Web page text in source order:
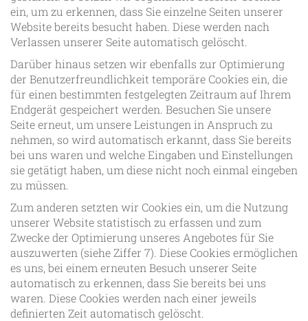
ein, um zu erkennen, dass Sie einzelne Seiten unserer
Website bereits besucht haben. Diese werden nach
Verlassen unserer Seite automatisch gelöscht.
Darüber hinaus setzen wir ebenfalls zur Optimierung
der Benutzerfreundlichkeit temporäre Cookies ein, die
für einen bestimmten festgelegten Zeitraum auf Ihrem
Endgerät gespeichert werden. Besuchen Sie unsere
Seite erneut, um unsere Leistungen in Anspruch zu
nehmen, so wird automatisch erkannt, dass Sie bereits
bei uns waren und welche Eingaben und Einstellungen
sie getätigt haben, um diese nicht noch einmal eingeben
zu müssen.
Zum anderen setzten wir Cookies ein, um die Nutzung
unserer Website statistisch zu erfassen und zum
Zwecke der Optimierung unseres Angebotes für Sie
auszuwerten (siehe Ziffer 7). Diese Cookies ermöglichen
es uns, bei einem erneuten Besuch unserer Seite
automatisch zu erkennen, dass Sie bereits bei uns
waren. Diese Cookies werden nach einer jeweils
definierten Zeit automatisch gelöscht.